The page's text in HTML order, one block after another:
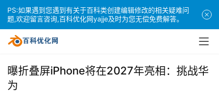
曝折叠屏iPhone将在2027年亮相：挑战华
为
PS:如果遇到您遇到有关于百科类创建编辑修改的相关疑难问
题,欢迎留言咨询,百科优化网yajje及时为您无偿免费解答。